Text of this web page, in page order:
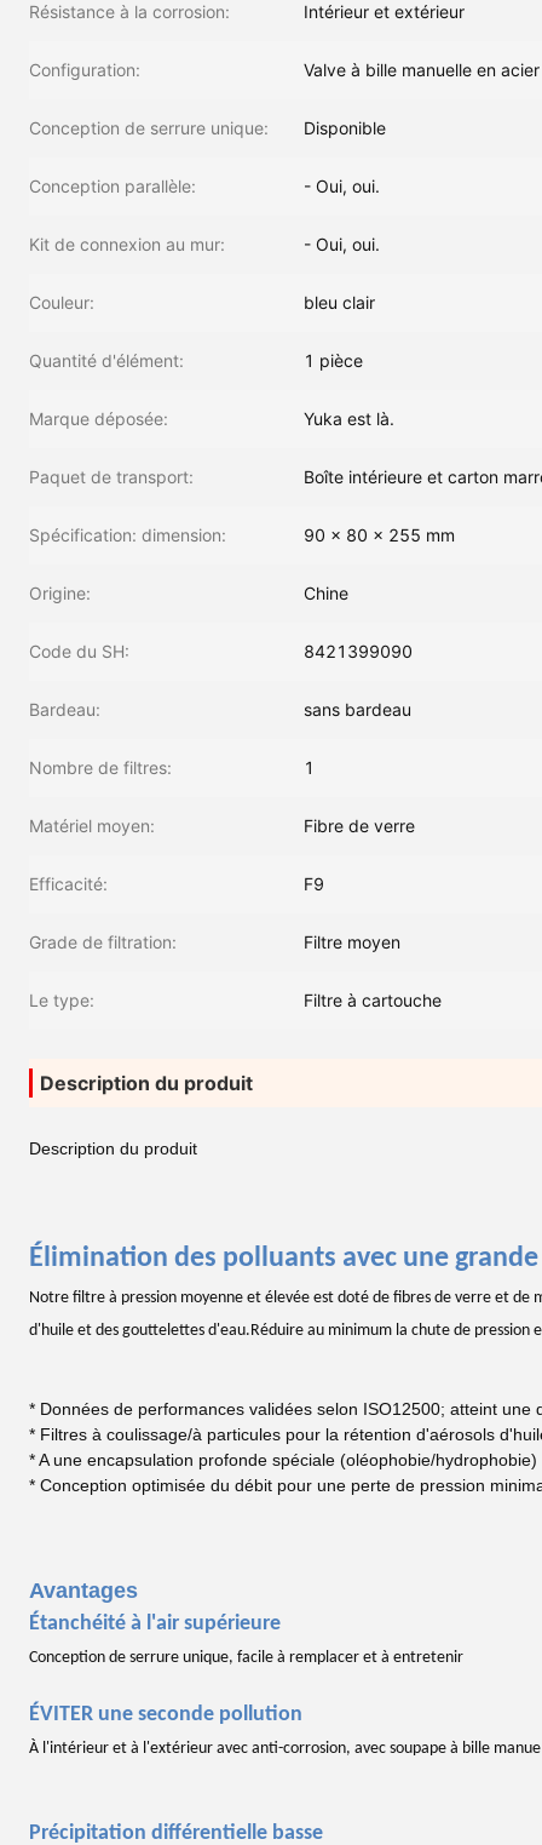
Résistance à la corrosion: Intérieur et extérieur
Configuration: Valve à bille manuelle en
Conception de serrure unique: Disponible
Conception parallèle: - Oui, oui.
Kit de connexion au mur: - Oui, oui.
Couleur: bleu clair
Quantité d'élément: 1 pièce
Marque déposée: Yuka est là.
Paquet de transport: Boîte intérieure et carton
Spécification: dimension: 90 x 80 x 255 mm
Origine: Chine
Code du SH: 8421399090
Bardeau: sans bardeau
Nombre de filtres: 1
Matériel moyen: Fibre de verre
Efficacité: F9
Grade de filtration: Filtre moyen
Le type: Filtre à cartouche
Description du produit
Description du produit
Élimination des polluants avec une
Notre filtre à pression moyenne et élevée est doté de fibres de verre et de
d'huile et des gouttelettes d'eau.Réduire au minimum la chute de
* Données de performances validées selon ISO12500; atteint
* Filtres à coulissage/à particules pour la rétention d'aérosols
* A une encapsulation profonde spéciale (oléophobie/
* Conception optimisée du débit pour une perte de pression
Avantages
Étanchéité à l'air supérieure
Conception de serrure unique, facile à remplacer et à entretenir
ÉVITER une seconde pollution
À l'intérieur et à l'extérieur avec anti-corrosion, avec soupape à bille
Précipitation différentielle basse